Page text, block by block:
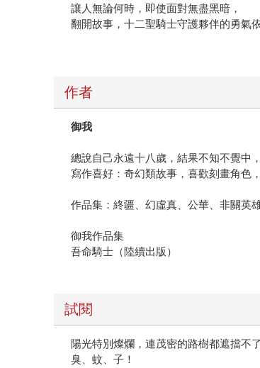
讓人無論何時，即使面對無盡黑暗，
翻開故事，十二聖騎士守護夥伴的勇氣
作者
御我
總說自己永遠十八歲，結果不知不覺中
寫作喜好：奇幻類故事，喜歡刻畫角色
作品集：終疆、幻虛真、公華、非關英
御我作品集
吾命騎士（陸續出版）
試閱
陽光特別燦爛，連茂密的路樹都遮擋不
臭、蚊、子！